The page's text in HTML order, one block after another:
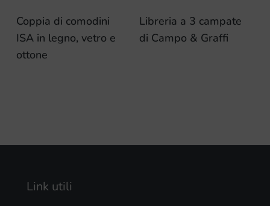
Coppia di comodini
ISA in legno, vetro e
ottone
Libreria a 3 campate
di Campo & Graffi
Link utili